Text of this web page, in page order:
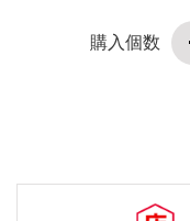
購入個数